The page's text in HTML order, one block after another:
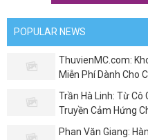
POPULAR NEWS
ThuvienMC.com:
Miễn Phí Dành Cho
Trần Hà Linh: Từ Cô
Truyền Cảm Hứng
Phan Văn Giang: